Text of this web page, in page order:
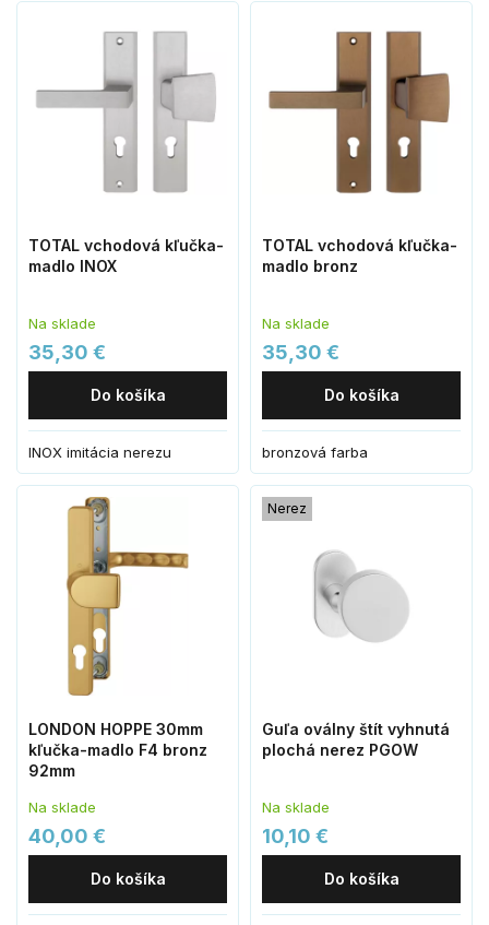
TOTAL vchodová kľučka-
madlo INOX
Na sklade
35,30 €
Do košíka
INOX imitácia nerezu
TOTAL vchodová kľučka-
madlo bronz
Na sklade
35,30 €
Do košíka
bronzová farba
LONDON HOPPE 30mm
kľučka-madlo F4 bronz
92mm
Na sklade
40,00 €
Do košíka
Nerez
Guľa oválny štít vyhnutá
plochá nerez PGOW
Na sklade
10,10 €
Do košíka